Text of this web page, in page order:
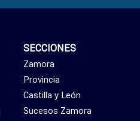
SECCIONES
Zamora
Provincia
Castilla y León
Sucesos Zamora